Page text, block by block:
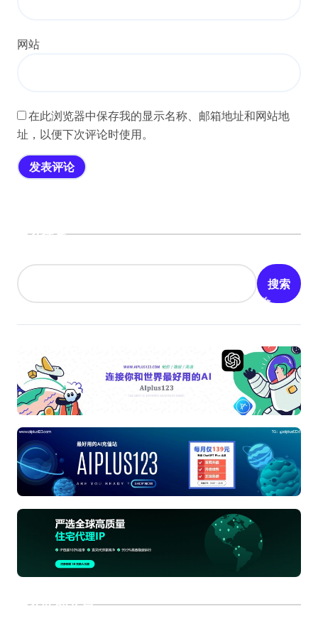
网站
在此浏览器中保存我的显示名称、邮箱地址和网站地
址，以便下次评论时使用。
搜索
搜索
近期文章